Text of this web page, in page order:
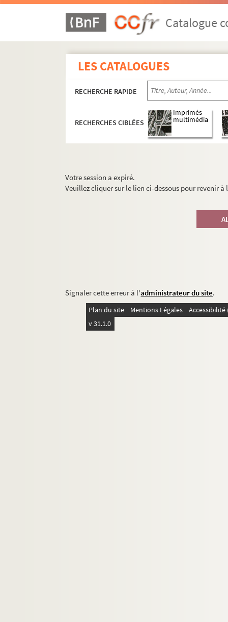
Catalogue
LES CATALOGUES
RECHERCHE RAPIDE
RECHERCHES CIBLÉES
Imprimés
multimédia
Votre session a expiré.
Veuillez cliquer sur le lien ci-dessous pour revenir
Signaler cette erreur à l'administrateur du site.
Plan du site Mentions Légales
v 31.1.0